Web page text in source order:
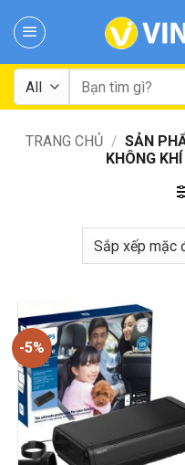
Tìm
kiếm:
TRANG CHỦ / SẢN
KHÔNG
-5%